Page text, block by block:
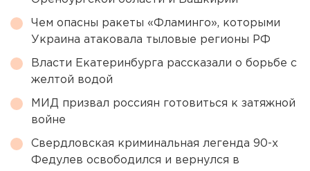
Чем опасны ракеты «Фламинго», которыми
Украина атаковала тыловые регионы РФ
Власти Екатеринбурга рассказали о борьбе с
желтой водой
МИД призвал россиян готовиться к затяжной
войне
Свердловская криминальная легенда 90-х
Федулев освободился и вернулся в